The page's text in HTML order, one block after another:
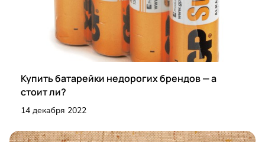
Купить батарейки недорогих брендов — а
стоит ли?
14 декабря 2022